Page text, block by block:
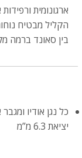
ארגונומית
הקליל מבטיח
בין סאונד ברמה
כל נגן אודיו
יציאת 6.3 מ”מ